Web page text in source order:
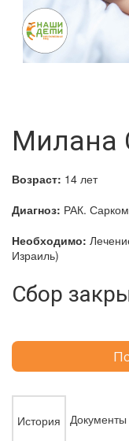
Милана
Возраст: 14 лет
Диагноз: РАК.
Необходимо:
Израиль)
Сбор
История Документы